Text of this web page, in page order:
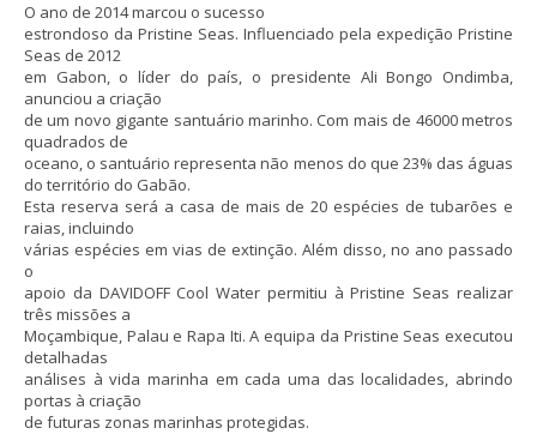
O ano de 2014 marcou o sucesso
estrondoso da Pristine Seas. Influenciado pela expedição Pristine
Seas de 2012
em Gabon, o líder do país, o presidente Ali Bongo Ondimba,
anunciou a criação
de um novo gigante santuário marinho. Com mais de 46000 metros
quadrados de
oceano, o santuário representa não menos do que 23% das águas
do território do Gabão.
Esta reserva será a casa de mais de 20 espécies de tubarões e
raias, incluindo
várias espécies em vias de extinção. Além disso, no ano passado
o
apoio da DAVIDOFF Cool Water permitiu à Pristine Seas realizar
três missões a
Moçambique, Palau e Rapa Iti. A equipa da Pristine Seas executou
detalhadas
análises à vida marinha em cada uma das localidades, abrindo
portas à criação
de futuras zonas marinhas protegidas.